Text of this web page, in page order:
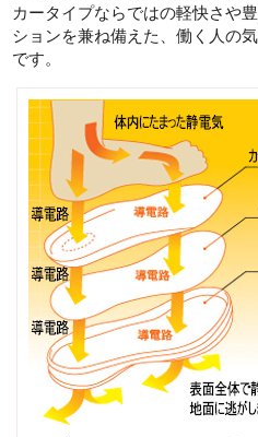
カータイプならではの軽快さや
ションを兼ね備えた、働く人の
です。